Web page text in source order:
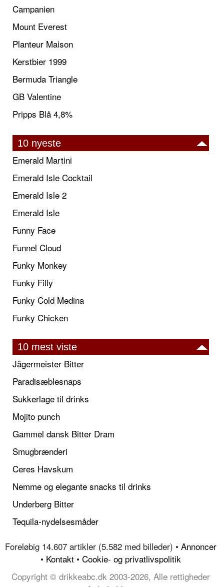
Campanien
Mount Everest
Planteur Maison
Kerstbier 1999
Bermuda Triangle
GB Valentine
Pripps Blå 4,8%
10 nyeste
Emerald Martini
Emerald Isle Cocktail
Emerald Isle 2
Emerald Isle
Funny Face
Funnel Cloud
Funky Monkey
Funky Filly
Funky Cold Medina
Funky Chicken
10 mest viste
Jägermeister Bitter
Paradisæblesnaps
Sukkerlage til drinks
Mojito punch
Gammel dansk Bitter Dram
Smugbrænderi
Ceres Havskum
Nemme og elegante snacks til drinks
Underberg Bitter
Tequila-nydelsesmåder
Foreløbig 14.607 artikler (5.582 med billeder) • Annoncer
• Kontakt • Cookie- og privatlivspolitik
Copyright © drikkeabc.dk 2003-2026, Alle rettigheder